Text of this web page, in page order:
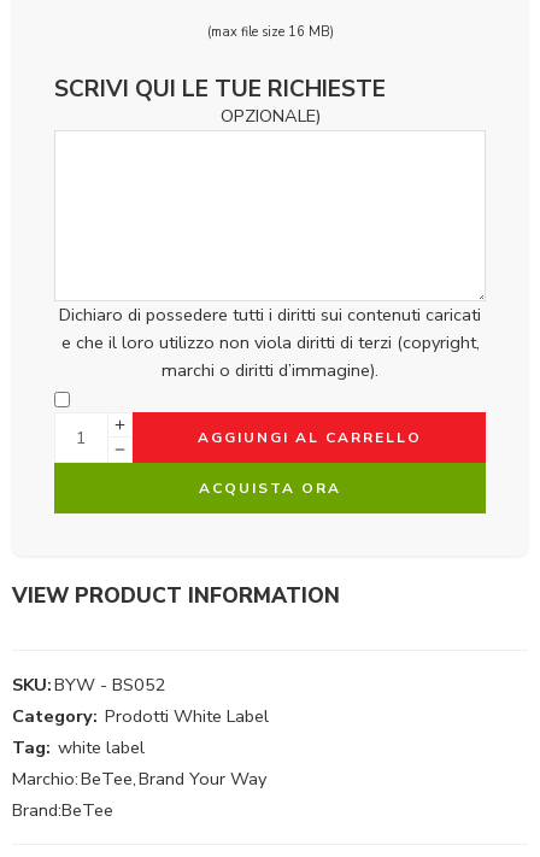
(max file size 16 MB)
SCRIVI QUI LE TUE RICHIESTE
OPZIONALE)
Dichiaro di possedere tutti i diritti sui contenuti caricati
e che il loro utilizzo non viola diritti di terzi (copyright,
marchi o diritti d’immagine).
AGGIUNGI AL CARRELLO
ACQUISTA ORA
VIEW PRODUCT INFORMATION
SKU:BYW - BS052
Category: Prodotti White Label
Tag: white label
Marchio:BeTee,Brand Your Way
Brand:BeTee